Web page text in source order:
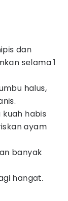
dan
selama 1
halus,
habis
ayam
banyak
hangat.